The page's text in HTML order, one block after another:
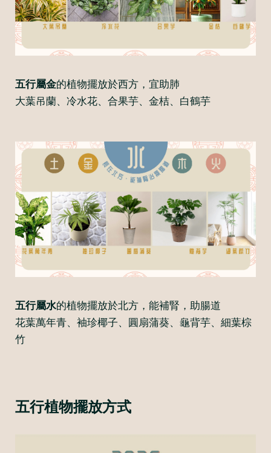
五行屬金的植物擺放於西方，宜助肺
大葉吊蘭、冷水花、合果芋、金桔、白鶴芋
五行屬水的植物擺放於北方，能補腎，助腸道
花葉萬年青、袖珍椰子、圓扇蒲葵、龜背芋、細葉棕
竹
五行植物擺放方式